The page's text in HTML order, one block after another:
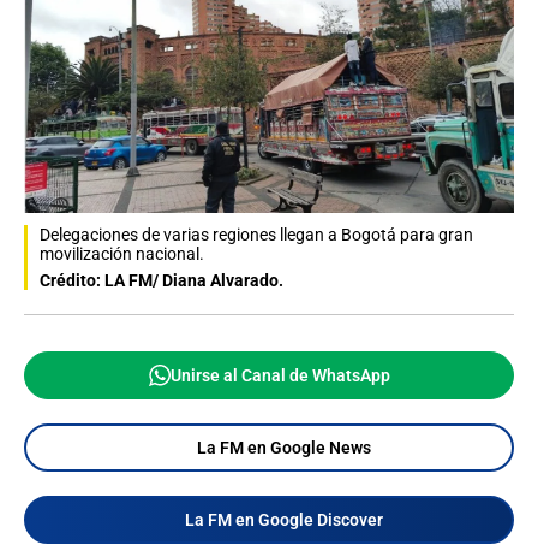
Delegaciones de varias regiones llegan a Bogotá para gran
movilización nacional.
Crédito: LA FM/ Diana Alvarado.
Unirse al Canal de WhatsApp
La FM en Google News
La FM en Google Discover